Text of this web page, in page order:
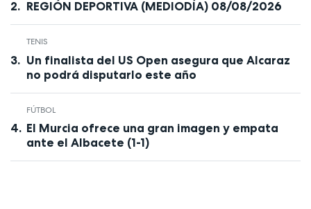
REGIÓN DEPORTIVA (MEDIODÍA) 08/08/2026
TENIS
Un finalista del US Open asegura que Alcaraz
no podrá disputarlo este año
FÚTBOL
El Murcia ofrece una gran imagen y empata
ante el Albacete (1-1)